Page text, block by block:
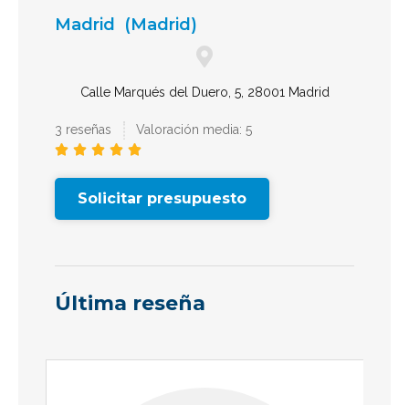
Madrid (Madrid)
Calle Marqués del Duero, 5, 28001 Madrid
3 reseñas Valoración media: 5
    
Solicitar presupuesto
Última reseña